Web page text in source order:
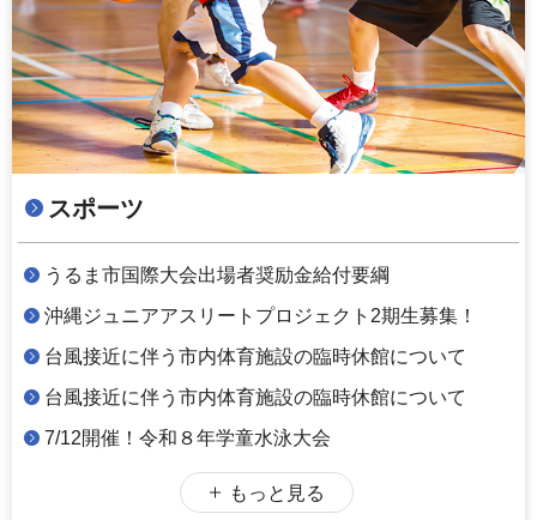
スポーツ
うるま市国際大会出場者奨励金給付要綱
沖縄ジュニアアスリートプロジェクト2期生募集！
台風接近に伴う市内体育施設の臨時休館について
台風接近に伴う市内体育施設の臨時休館について
7/12開催！令和８年学童水泳大会
もっと見る